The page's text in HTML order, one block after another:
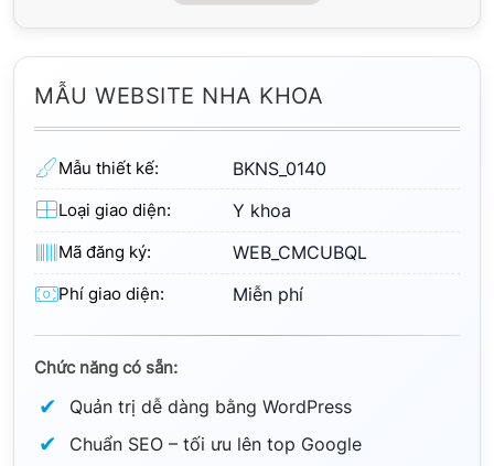
MẪU WEBSITE NHA KHOA
Mẫu thiết kế: BKNS_0140
Loại giao diện: Y khoa
Mã đăng ký: WEB_CMCUBQL
Phí giao diện: Miễn phí
Chức năng có sẵn:
Quản trị dễ dàng bằng WordPress
Chuẩn SEO – tối ưu lên top Google